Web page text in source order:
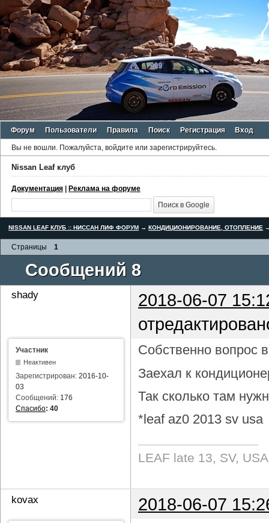
Форум Пользователи Правила Поиск Регистрация Вход
Вы не вошли. Пожалуйста, войдите или зарегистрируйтесь.
Nissan Leaf клуб
Документация | Реклама на форуме
NISSAN LEAF КЛУБ :: НИССАН ЛИФ ФОРУМ → КОНДИЦИОНИРОВАНИЕ, ОТОПЛЕНИЕ
Страницы 1
Сообщений 8
shady
2018-06-07
Участник
Неактивен
Зарегистрирован: 2016-10-
03
Сообщений: 176
Спасибо: 40
Собственно вопрос
Заехал к
Так сколько там
*leaf az0 2013 sv usa
LEAF late 13, SV, USA
kovax 2018-06-07